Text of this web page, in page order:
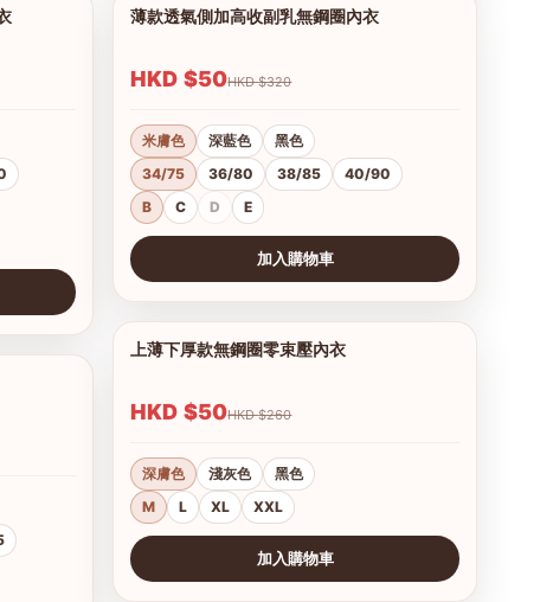
薄款透氣側加高收副乳無鋼圈內衣
HKD $50 HKD $320
米膚色 深藍色
黑色
34/75
36/80 38/85
40/90
B
C D E
加入購物車
上薄下厚款無鋼圈零束壓內衣
HKD $50 HKD $260
深膚色 淺灰色
黑色
M
L XL XXL
加入購物車